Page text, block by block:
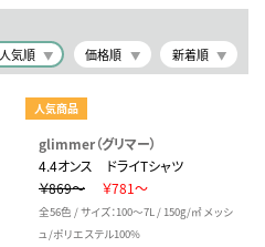
人気順 価格順 新着順
人気商品
glimmer（グリマー）
4.4オンス ドライTシャツ
￥869～
￥781～
全56色 / サイズ：100～7L / 150g/㎡ メッシ
ュ/ポリエステル100%